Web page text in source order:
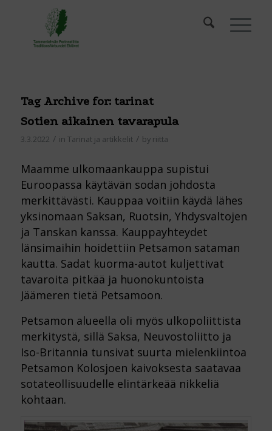
Tag Archive for: tarinat
Sotien aikainen tavarapula
3.3.2022 / in Tarinat ja artikkelit / by riitta
Maamme ulkomaankauppa supistui
Euroopassa käytävän sodan johdosta
merkittävästi. Kauppaa voitiin käydä lähes
yksinomaan Saksan, Ruotsin, Yhdysvaltojen
ja Tanskan kanssa. Kauppayhteydet
länsimaihin hoidettiin Petsamon sataman
kautta. Sadat kuorma-autot kuljettivat
tavaroita pitkää ja huonokuntoista
Jäämeren tietä Petsamoon.
Petsamon alueella oli myös ulkopoliittista
merkitystä, sillä Saksa, Neuvostoliitto ja
Iso-Britannia tunsivat suurta mielenkiintoa
Petsamon Kolosjoen kaivoksesta saatavaa
sotateollisuudelle elintärkeää nikkeliä
kohtaan.